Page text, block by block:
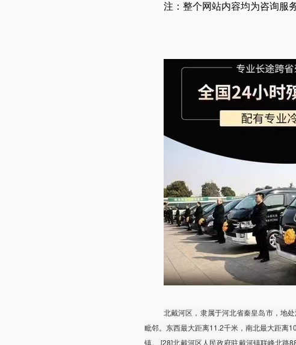
注：整个网站内容均为咨询服
北戴河区，隶属于河北省秦皇岛市，地
毗邻。东西最大距离11.2千米，南北最大距离
镇。 [28]北戴河区人民政府驻戴河镇联峰北路